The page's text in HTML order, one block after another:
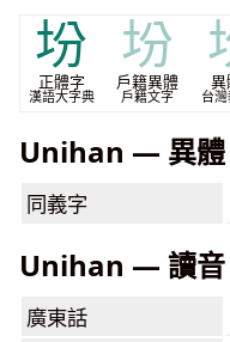
坋
正體字
漢語大字典
坋
戶籍異體
戶籍文字
異
台
Unihan — 異體
同義字
Unihan — 讀音
廣東話